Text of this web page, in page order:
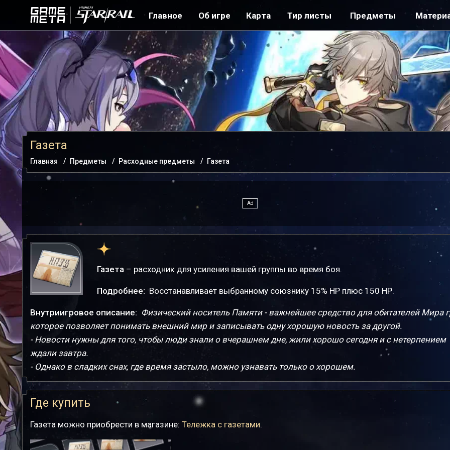
Главное Об игре Карта Тир листы Предметы
Газета
Главная Предметы Расходные предметы Газета
Газета– расходник для усиления вашей группы во время боя.
Подробнее: Восстанавливает выбранному союзнику 15% НР плюс 150 НР.
Внутриигровое описание: Физический носитель Памяти - важнейшее средство для обитателей Мира
которое позволяет понимать внешний мир и записывать одну хорошую новость за другой.
- Новости нужны для того, чтобы люди знали о вчерашнем дне, жили хорошо сегодня и с нетерпением
ждали завтра.
- Однако в сладких снах, где время застыло, можно узнавать только о хорошем.
Где купить
Газета можно приобрести в магазине: Тележка с газетами.